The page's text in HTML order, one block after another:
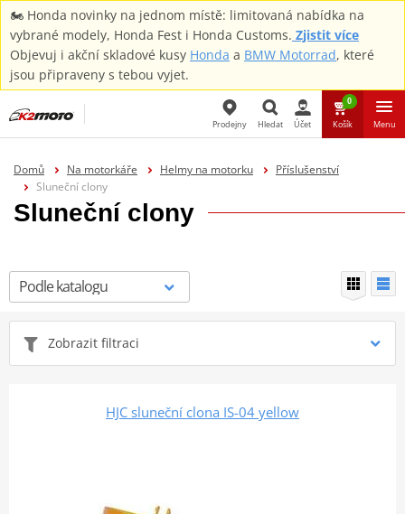
🏍️ Honda novinky na jednom místě: limitovaná nabídka na
vybrané modely, Honda Fest i Honda Customs. Zjistit více
Objevuj i akční skladové kusy Honda a BMW Motorrad, které
jsou připraveny s tebou vyjet.
Hledat
Prodejny Hledat Účet
0
Košík Menu
Domů Na motorkáře Helmy na motorku
Příslušenství
Sluneční clony
Sluneční clony
Zobrazit filtraci
HJC sluneční clona IS-04 yellow